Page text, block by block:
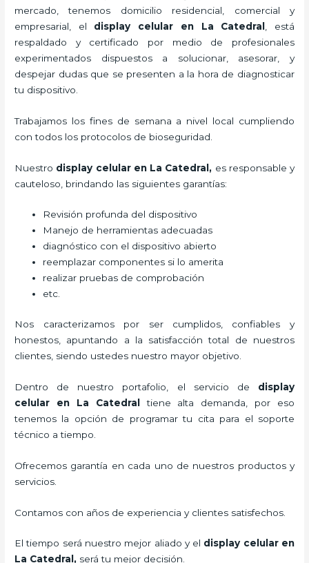
mercado, tenemos domicilio residencial, comercial y
empresarial, el display celular en La Catedral
, está
respaldado y certificado por medio de profesionales
experimentados dispuestos a solucionar, asesorar, y
despejar dudas que se presenten a la hora de diagnosticar
tu dispositivo.
Trabajamos los fines de semana a nivel local cumpliendo
con todos los protocolos de bioseguridad.
Nuestro display celular en La Catedral, es responsable y
cauteloso, brindando las siguientes garantías:
Revisión profunda del dispositivo
Manejo de herramientas adecuadas
diagnóstico con el dispositivo abierto
reemplazar componentes si lo amerita
realizar pruebas de comprobación
etc.
Nos caracterizamos por ser cumplidos, confiables y
honestos, apuntando a la satisfacción total de nuestros
clientes, siendo ustedes nuestro mayor objetivo.
Dentro de nuestro portafolio, el servicio de display
celular en La Catedral
tiene alta demanda, por eso
tenemos la opción de programar tu cita para el soporte
técnico a tiempo.
Ofrecemos garantía en cada uno de nuestros productos y
servicios.
Contamos con años de experiencia y clientes satisfechos.
El tiempo será nuestro mejor aliado y el display celular en
La Catedral, será tu mejor decisión.